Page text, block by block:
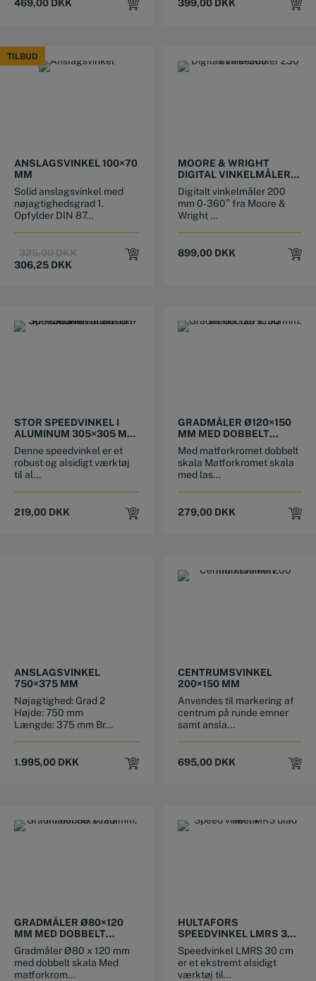
469,00 DKK 399,00 DKK
TILBUD
TILBUD
ANSLAGSVINKEL 100×70
MM
Solid anslagsvinkel med
nøjagtighedsgrad 1.
Opfylder DIN 87...
325,00DKKOriginal
306,25 DKK
Current
MOORE & WRIGHT
DIGITAL VINKELMÅLER
200 MM 0-360°
Digitalt vinkelmåler 200
mm 0-360° fra Moore &
Wright ...
899,00 DKK
STOR SPEEDVINKEL I
ALUMINUM 305×305 MM
MED SORT-OXIDERET
FINISH
Denne speedvinkel er et
robust og alsidigt værktøj
til al...
219,00 DKK
GRADMÅLER Ø120×150
MM MED DOBBELT
SKALA
Med matforkromet dobbelt
skala Matforkromet skala
med las...
279,00 DKK
ANSLAGSVINKEL
750×375 MM
Nøjagtighed: Grad 2
Højde: 750 mm
Længde: 375 mm Br...
1.995,00 DKK
CENTRUMSVINKEL
200×150 MM
Anvendes til markering af
centrum på runde emner
samt ansla...
695,00 DKK
GRADMÅLER Ø80×120
MM MED DOBBELT
SKALA
Gradmåler Ø80 x 120 mm
med dobbelt skala Med
matforkrom...
HULTAFORS
SPEEDVINKEL LMRS 300
MM
Speedvinkel LMRS 30 cm
er et ekstremt alsidigt
værktøj til...